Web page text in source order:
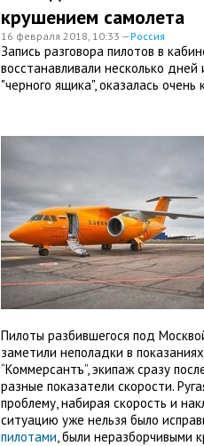
крушением самолета
16 февраля 2018, 10:33 —Россия
Запись разговора пилотов в
восстанавливали несколько
"черного ящика", оказалась очень
Пилоты разбившегося под
заметили неполадки в
“Коммерсантъ”, экипаж сразу
разные показатели скорости.
проблему, набирая скорость и
ситуацию уже нельзя было
пилотами, были неразборчивыми